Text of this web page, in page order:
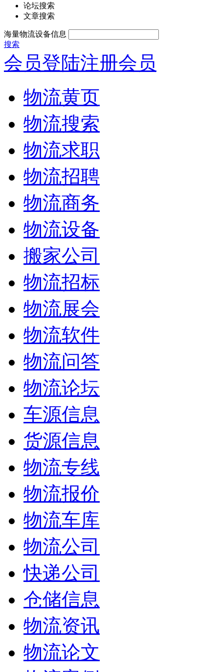
论坛搜索
文章搜索
海量物流设备信息
搜索
会员登陆注册会员
物流黄页
物流搜索
物流求职
物流招聘
物流商务
物流设备
搬家公司
物流招标
物流展会
物流软件
物流问答
物流论坛
车源信息
货源信息
物流专线
物流报价
物流车库
物流公司
快递公司
仓储信息
物流资讯
物流论文